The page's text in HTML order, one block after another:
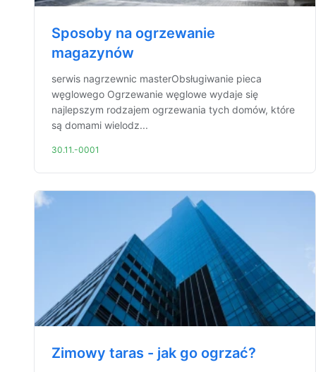
Sposoby na ogrzewanie
magazynów
serwis nagrzewnic masterObsługiwanie pieca
węglowego Ogrzewanie węglowe wydaje się
najlepszym rodzajem ogrzewania tych domów, które
są domami wielodz...
30.11.-0001
Zimowy taras - jak go ogrzać?